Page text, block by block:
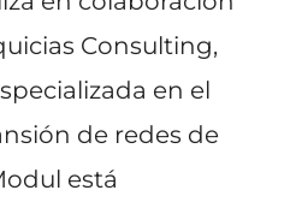
Consulting,
en el
de redes de
está